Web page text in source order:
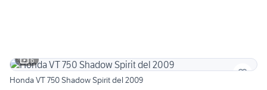
6
Honda VT 750 Shadow Spirit del 2009